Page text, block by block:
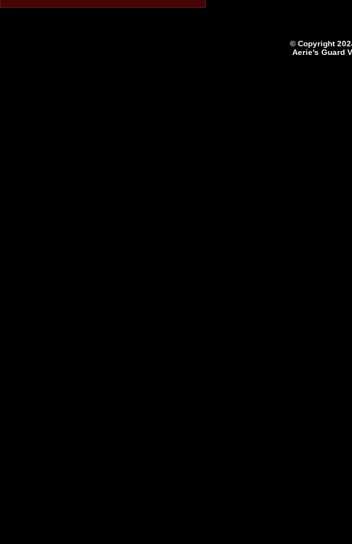
© Copyright
Aerie's Guard